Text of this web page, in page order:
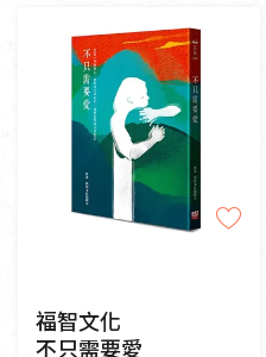
福智文化
不只需要愛